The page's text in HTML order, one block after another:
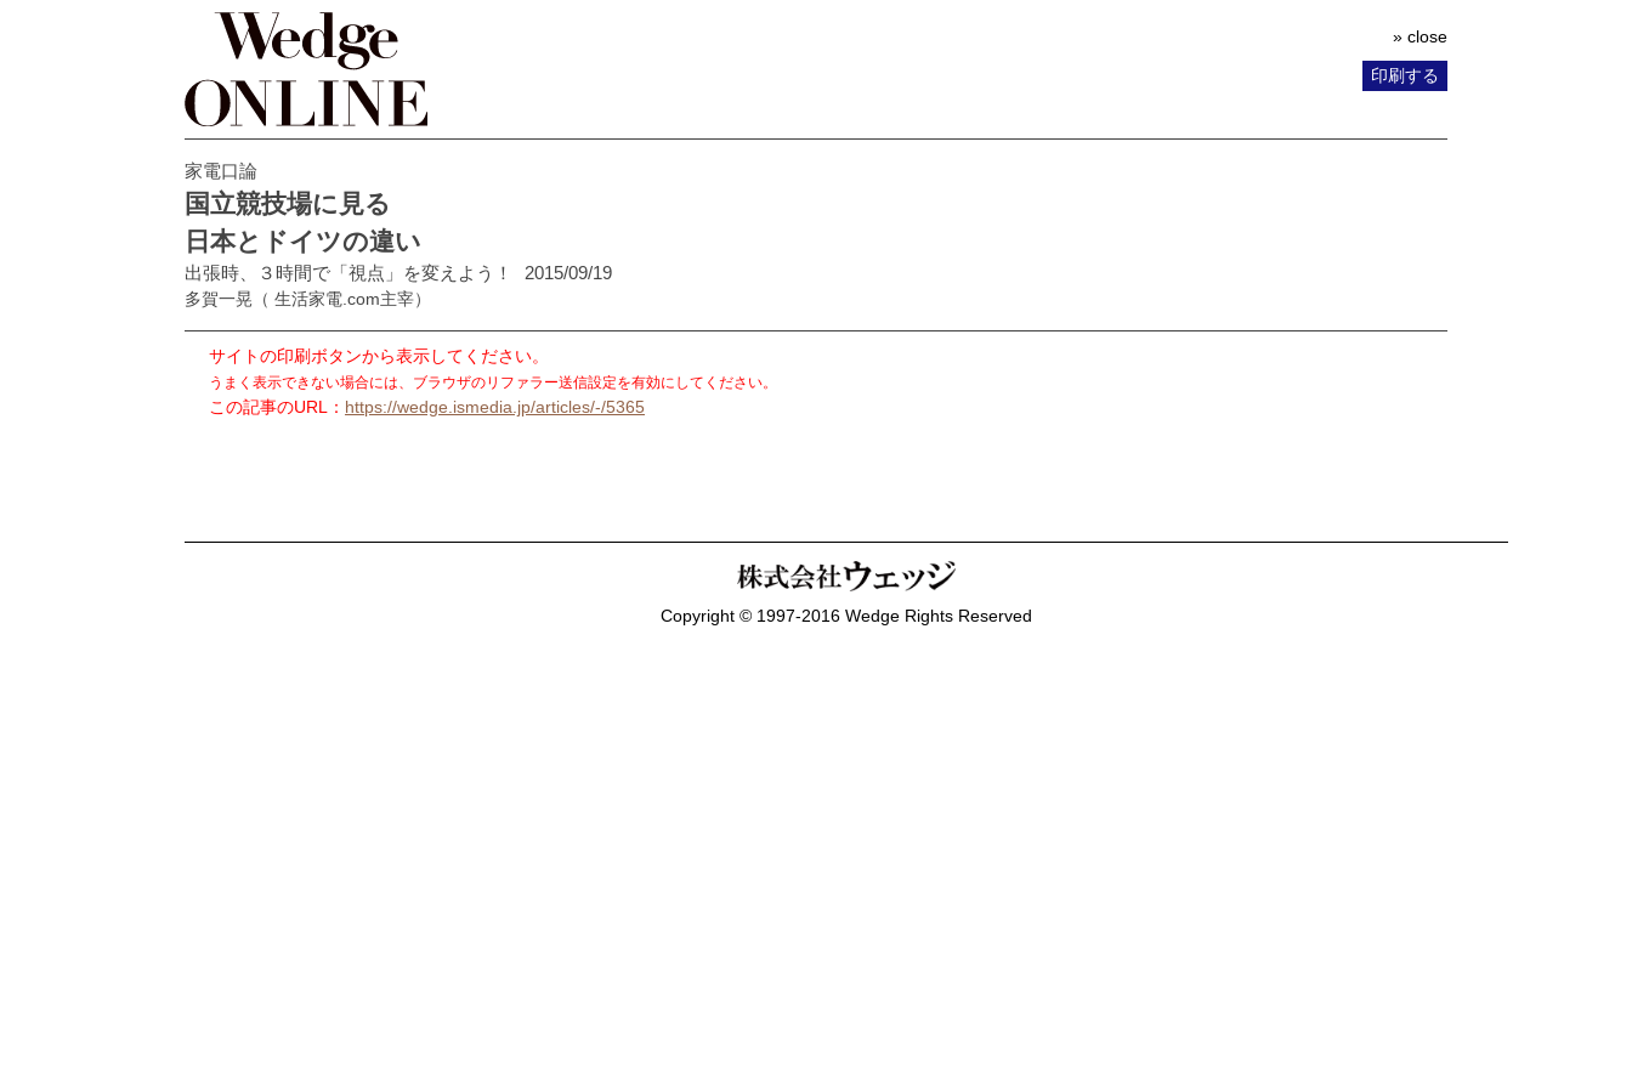
» close
印刷する
家電口論
国立競技場に見る
日本とドイツの違い
出張時、３時間で「視点」を変えよう！ 2015/09/19
多賀一晃 （ 生活家電.com主宰）
サイトの印刷ボタンから表示してください。
うまく表示できない場合には、ブラウザのリファラー送信設定を有効にしてください。
この記事のURL： https://wedge.ismedia.jp/articles/-/5365
Copyright © 1997-2016 Wedge Rights Reserved